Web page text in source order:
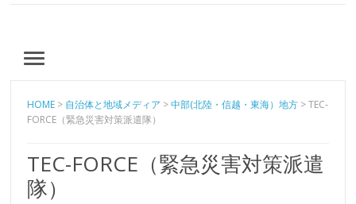
MENU
HOME > 自治体と地域メディア >中部(北陸・信越・東海）地方 >TEC-
FORCE（緊急災害対策派遣隊）
TEC-FORCE（緊急災害対策派遣
隊）